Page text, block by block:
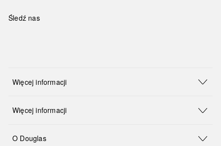
Śledź nas
Więcej informacji
Więcej informacji
O Douglas